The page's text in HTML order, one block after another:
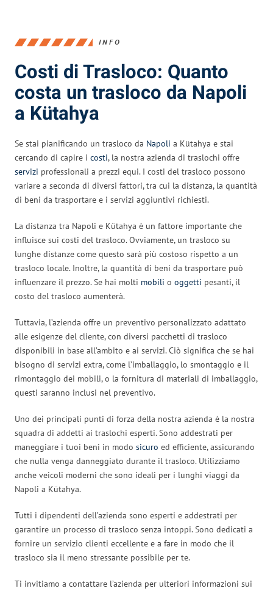
INFO
Costi di Trasloco: Quanto
costa un trasloco da Napoli
a Kütahya
Se stai pianificando un trasloco da Napoli a Kütahya e stai
cercando di capire i costi, la nostra azienda di traslochi offre
servizi professionali a prezzi equi. I costi del trasloco possono
variare a seconda di diversi fattori, tra cui la distanza, la quantità
di beni da trasportare e i servizi aggiuntivi richiesti.
La distanza tra Napoli e Kütahya è un fattore importante che
influisce sui costi del trasloco. Ovviamente, un trasloco su
lunghe distanze come questo sarà più costoso rispetto a un
trasloco locale. Inoltre, la quantità di beni da trasportare può
influenzare il prezzo. Se hai molti mobili o oggetti pesanti, il
costo del trasloco aumenterà.
Tuttavia, l’azienda offre un preventivo personalizzato adattato
alle esigenze del cliente, con diversi pacchetti di trasloco
disponibili in base all’ambito e ai servizi. Ciò significa che se hai
bisogno di servizi extra, come l’imballaggio, lo smontaggio e il
rimontaggio dei mobili, o la fornitura di materiali di imballaggio,
questi saranno inclusi nel preventivo.
Uno dei principali punti di forza della nostra azienda è la nostra
squadra di addetti ai traslochi esperti. Sono addestrati per
maneggiare i tuoi beni in modo sicuro ed efficiente, assicurando
che nulla venga danneggiato durante il trasloco. Utilizziamo
anche veicoli moderni che sono ideali per i lunghi viaggi da
Napoli a Kütahya.
Tutti i dipendenti dell’azienda sono esperti e addestrati per
garantire un processo di trasloco senza intoppi. Sono dedicati a
fornire un servizio clienti eccellente e a fare in modo che il
trasloco sia il meno stressante possibile per te.
Ti invitiamo a contattare l’azienda per ulteriori informazioni sui